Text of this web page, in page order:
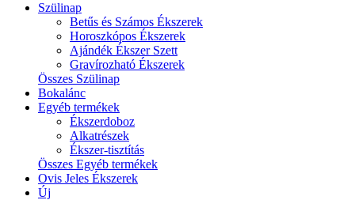
Szülinap
Betűs és Számos Ékszerek
Horoszkópos Ékszerek
Ajándék Ékszer Szett
Gravírozható Ékszerek
Összes Szülinap
Bokalánc
Egyéb termékek
Ékszerdoboz
Alkatrészek
Ékszer-tisztítás
Összes Egyéb termékek
Ovis Jeles Ékszerek
Új